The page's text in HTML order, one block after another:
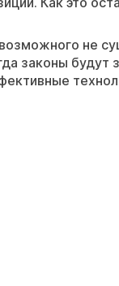
не
законы будут